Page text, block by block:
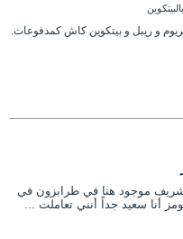
و ريبل و بيتكوين كاش كمدفوعات.
شريف موجود هنا في طرابزون في
أنا سعيد جداً أنني تعاملت ...